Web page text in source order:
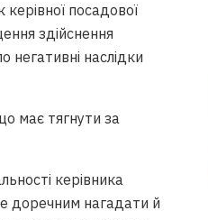
посадової
здійснення
наслідки
має тягнути за
керівника
доречним нагадати й